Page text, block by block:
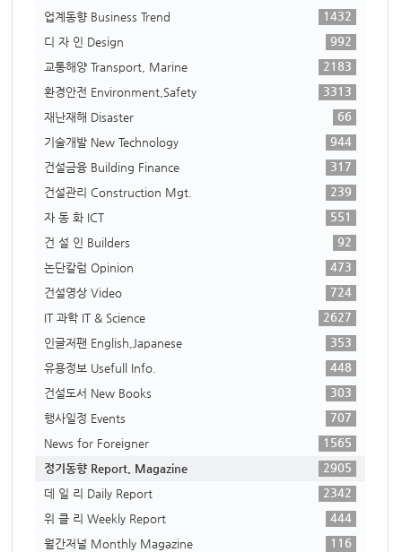
업계동향 Business Trend
1432
디 자 인 Design
992
교통해양 Transport, Marine
2183
환경안전 Environment,Safety
3313
재난재해 Disaster
66
기술개발 New Technology
944
건설금융 Building Finance
317
건설관리 Construction Mgt.
239
자 동 화 ICT
551
건 설 인 Builders
92
논단칼럼 Opinion
473
건설영상 Video
724
IT 과학 IT & Science
2627
인글저팬 English,Japanese
353
유용정보 Usefull Info.
448
건설도서 New Books
303
행사일정 Events
707
News for Foreigner
1565
정기동향 Report, Magazine
2905
데 일 리 Daily Report
2342
위 클 리 Weekly Report
444
월간저널 Monthly Magazine
116